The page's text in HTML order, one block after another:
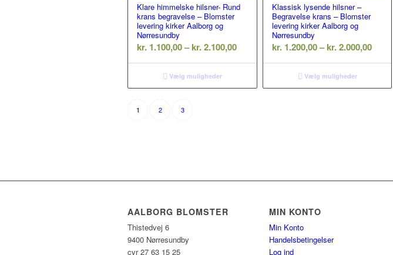
Klare himmelske hilsner- Rund
krans begravelse – Blomster
levering kirker Aalborg og
Nørresundby
kr. 1.100,00– kr.2.100,00Prisinterval:
kr. 1.100,00
kr. 2.100,00
Vælg muligheder
Klassisk lysende hilsner –
Begravelse krans – Blomster
levering kirker Aalborg og
Nørresundby
kr.1.200,00– kr.2.000,00
kr.
kr.
Vælg muligheder
1 2 3
AALBORG BLOMSTER
Thistedvej 6
9400 Nørresundby
cvr 27 63 15 25
MIN KONTO
Min Konto
Handelsbetingelser
Log ind